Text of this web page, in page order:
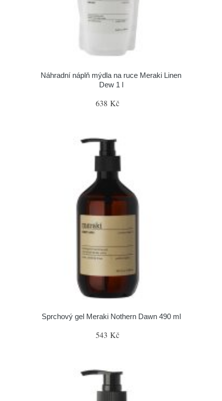
Náhradní náplň mýdla na ruce Meraki Linen
Dew 1 l
638 Kč
Sprchový gel Meraki Nothern Dawn 490 ml
543 Kč